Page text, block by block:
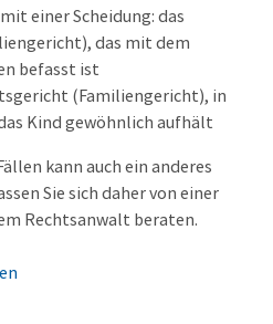
einer Scheidung: das
das mit dem
befasst ist
(Familiengericht), in
Kind gewöhnlich aufhält
kann auch ein anderes
Sie sich daher von einer
Rechtsanwalt beraten.